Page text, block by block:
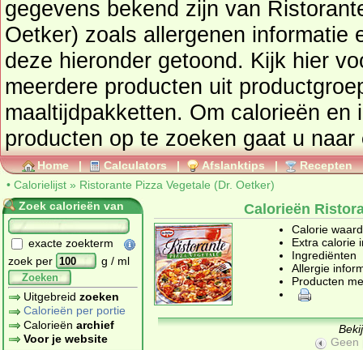
gegevens bekend zijn van Ristorante Pizza Vegetale (Dr.
Oetker) zoals allergenen informatie
deze hieronder getoond. Kijk hier voor een totaaloverzicht van
meerdere producten uit
maaltijdpakketten. Om calorieën en
producten op te zoeken gaat u naar
Home | Calculators | Afslanktips | Recepten
• Calorielijst » Ristorante Pizza Vegetale (Dr. Oetker)
Zoek calorieën van
exacte zoekterm
zoek per
g / ml
Zoeken
Uitgebreid zoeken
Calorieën per portie
Calorieën archief
Voor je website
Calorieën
Calorie
Extra calorie
Ingrediënten
Allergie
Producten
Geen